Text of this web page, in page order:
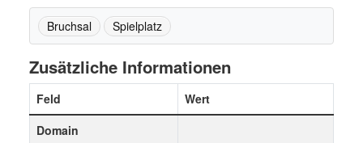
Bruchsal Spielplatz
Zusätzliche Informationen
Feld
Wert
Domain